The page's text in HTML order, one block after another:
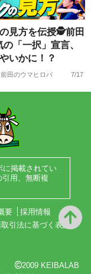
見方を伝授🕵前田
「一択」宣言、
いかに！？
田のウマヒロバ 7/17
に掲載されてい
用、無断複
要
採用情報
引法に基づく表記
2009 KEIBALAB